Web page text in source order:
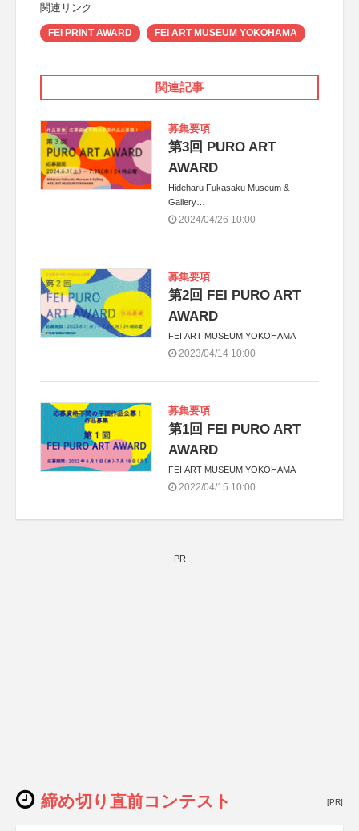
関連リンク
FEI PRINT AWARD FEI ART MUSEUM YOKOHAMA
関連記事
募集要項
第3回 PURO ART
AWARD
Hideharu Fukasaku Museum &
Gallery
FEI ART MUSEUM YOKOHAMA
2024/04/26 10:00
募集要項
第2回 FEI PURO ART
AWARD
FEI ART MUSEUM YOKOHAMA
2023/04/14 10:00
募集要項
第1回 FEI PURO ART
AWARD
FEI ART MUSEUM YOKOHAMA
2022/04/15 10:00
PR
締め切り直前コンテスト [PR]